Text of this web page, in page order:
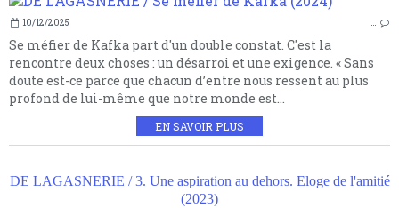
10/12/2025 …
Se méfier de Kafka part d'un double constat. C'est la
rencontre deux choses : un désarroi et une exigence. « Sans
doute est-ce parce que chacun d’entre nous ressent au plus
profond de lui-même que notre monde est...
EN SAVOIR PLUS
DE LAGASNERIE / 3. Une aspiration au dehors. Eloge de l'amitié
(2023)